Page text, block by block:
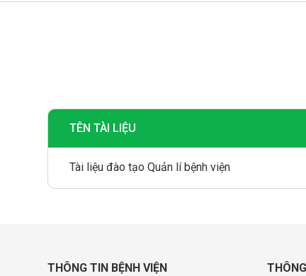
TÊN TÀI LIỆU
Tài liệu đào tạo Quản lí bệnh viện
THÔNG TIN BỆNH VIỆN